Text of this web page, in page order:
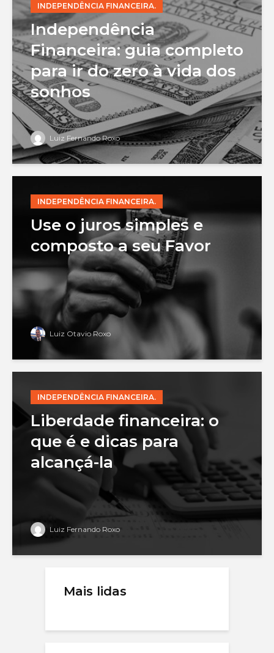
INDEPENDÊNCIA FINANCEIRA.
Independência
Financeira: guia completo
para ir do zero à vida dos
sonhos
Luiz Fernando Roxo
INDEPENDÊNCIA FINANCEIRA.
Use o juros simples e
composto a seu Favor
Luiz Otavio Roxo
INDEPENDÊNCIA FINANCEIRA.
Liberdade financeira: o
que é e dicas para
alcançá-la
Luiz Fernando Roxo
Mais lidas